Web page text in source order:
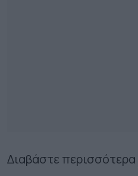
Διαβάστε περισσότερα